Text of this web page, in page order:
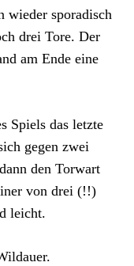
wieder sporadisch
drei Tore. Der
am Ende eine
Spiels das letzte
gegen zwei
den Torwart
von drei (!!)
leicht.